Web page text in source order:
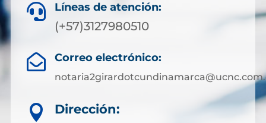
 Líneas de atención:
(+57)3127980510
 Correo electrónico:

Dirección: